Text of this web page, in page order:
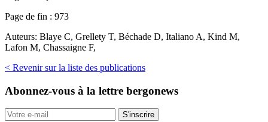
Page de fin : 973
Auteurs: Blaye C, Grellety T, Béchade D, Italiano A, Kind M,
Lafon M, Chassaigne F,
< Revenir sur la liste des publications
Abonnez-vous à la lettre bergonews
S'inscrire